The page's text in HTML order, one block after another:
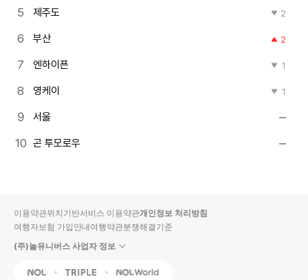
제주도 2
부산 2
엔하이픈 1
영케이 1
서울
곤 투모로우
이용약관위치기반서비스 이용약관개인정보 처리방침
여행자보험 가입안내여행약관분쟁해결기준
(주)놀유니버스 사업자 정보
NOL Triple Interpark Global